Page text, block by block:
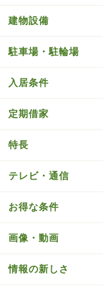
建物設備
駐車場・駐輪場
入居条件
定期借家
特長
テレビ・通信
お得な条件
画像・動画
情報の新しさ